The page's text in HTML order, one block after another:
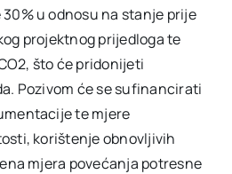
u odnosu na stanje prije
projektnog prijedloga te
što će pridonijeti
Pozivom će se sufinancirati
te mjere
korištenje obnovljivih
mjera povećanja potresne